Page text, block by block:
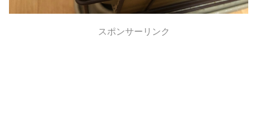
スポンサーリンク